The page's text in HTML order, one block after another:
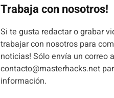
Trabaja con nosotros!
Si te gusta redactar o grabar
trabajar con nosotros para
noticias! Sólo envía un correo a
contacto@masterhacks.net
información.